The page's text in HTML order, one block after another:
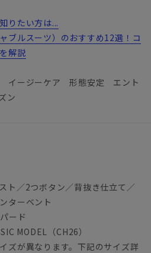
りたい方は...
ブルスーツ）のおすすめ12選！コ
解説
ージーケア 形態安定 エント
ン
ト／2つボタン／背抜き仕立て／
ターベント
ード
MODEL（CH26）
ズが異なります。下記のサイズ詳